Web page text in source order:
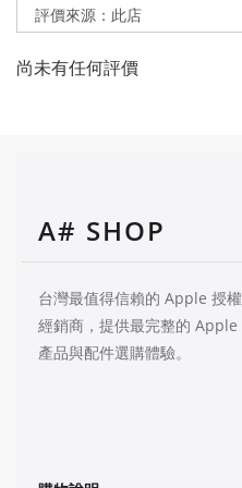
尚未有任何評價
A# SHOP
台灣最值得信賴的 Apple 授權
經銷商，提供最完整的 Apple
產品與配件選購體驗。